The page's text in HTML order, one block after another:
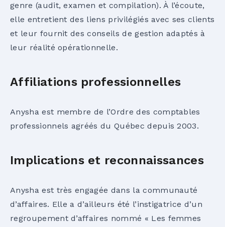
genre (audit, examen et compilation). À l’écoute,
elle entretient des liens privilégiés avec ses clients
et leur fournit des conseils de gestion adaptés à
leur réalité opérationnelle.
Affiliations professionnelles
Anysha est membre de l’Ordre des comptables
professionnels agréés du Québec depuis 2003.
Implications et reconnaissances
Anysha est très engagée dans la communauté
d’affaires. Elle a d’ailleurs été l’instigatrice d’un
regroupement d’affaires nommé « Les femmes